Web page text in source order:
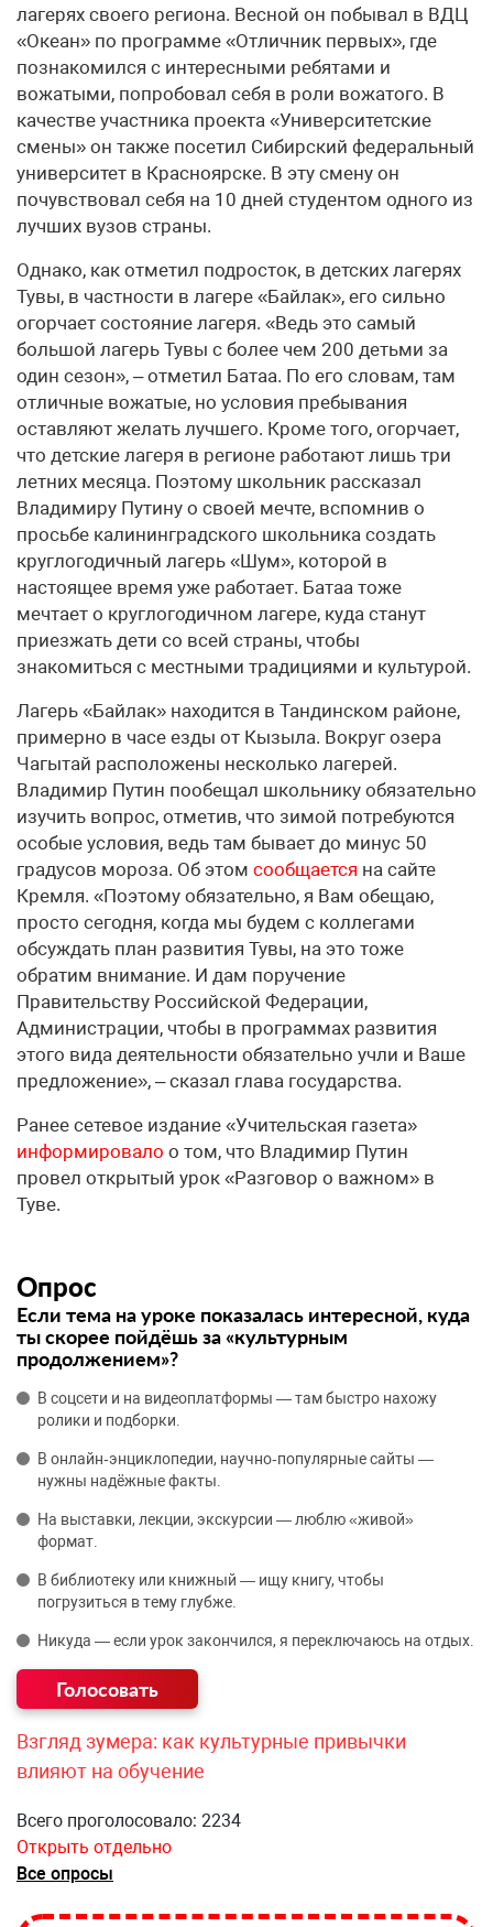
лагерях своего региона. Весной он побывал в ВДЦ
«Океан» по программе «Отличник первых», где
познакомился с интересными ребятами и
вожатыми, попробовал себя в роли вожатого. В
качестве участника проекта «Университетские
смены» он также посетил Сибирский федеральный
университет в Красноярске. В эту смену он
почувствовал себя на 10 дней студентом одного из
лучших вузов страны.
Однако, как отметил подросток, в детских лагерях
Тувы, в частности в лагере «Байлак», его сильно
огорчает состояние лагеря. «Ведь это самый
большой лагерь Тувы с более чем 200 детьми за
один сезон», – отметил Батаа. По его словам, там
отличные вожатые, но условия пребывания
оставляют желать лучшего. Кроме того, огорчает,
что детские лагеря в регионе работают лишь три
летних месяца. Поэтому школьник рассказал
Владимиру Путину о своей мечте, вспомнив о
просьбе калининградского школьника создать
круглогодичный лагерь «Шум», которой в
настоящее время уже работает. Батаа тоже
мечтает о круглогодичном лагере, куда станут
приезжать дети со всей страны, чтобы
знакомиться с местными традициями и культурой.
Лагерь «Байлак» находится в Тандинском районе,
примерно в часе езды от Кызыла. Вокруг озера
Чагытай расположены несколько лагерей.
Владимир Путин пообещал школьнику обязательно
изучить вопрос, отметив, что зимой потребуются
особые условия, ведь там бывает до минус 50
градусов мороза. Об этом сообщается на сайте
Кремля. «Поэтому обязательно, я Вам обещаю,
просто сегодня, когда мы будем с коллегами
обсуждать план развития Тувы, на это тоже
обратим внимание. И дам поручение
Правительству Российской Федерации,
Администрации, чтобы в программах развития
этого вида деятельности обязательно учли и Ваше
предложение», – сказал глава государства.
Ранее сетевое издание «Учительская газета»
информировало о том, что Владимир Путин
провел открытый урок «Разговор о важном» в
Туве.
Опрос
Если тема на уроке показалась интересной, куда
ты скорее пойдёшь за «культурным
продолжением»?
В соцсети и на видеоплатформы — там быстро нахожу
ролики и подборки.
В онлайн‑энциклопедии, научно‑популярные сайты —
нужны надёжные факты.
На выставки, лекции, экскурсии — люблю «живой»
формат.
В библиотеку или книжный — ищу книгу, чтобы
погрузиться в тему глубже.
Никуда — если урок закончился, я переключаюсь на отдых.
Взгляд зумера: как культурные привычки
влияют на обучение
Всего проголосовало: 2234
Открыть отдельно
Все опросы